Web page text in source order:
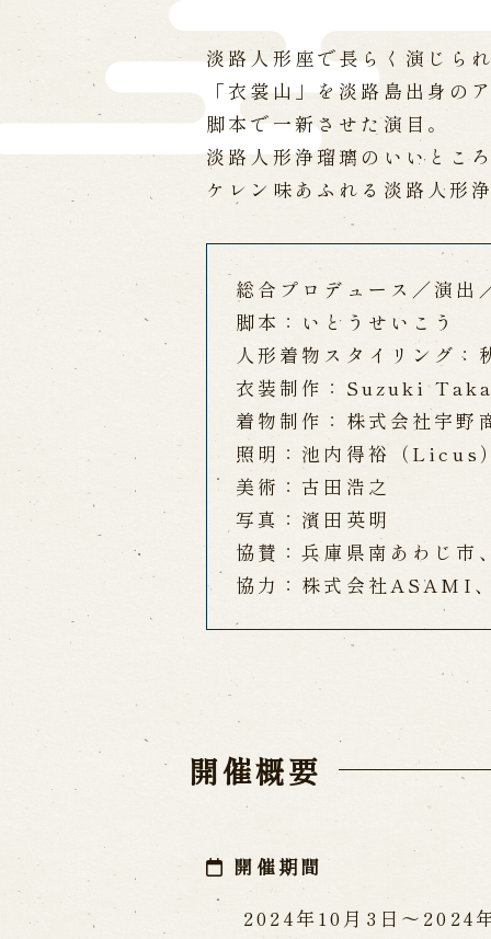
淡路人形座で長らく演じ
「衣裳山」を淡路島出身の
脚本で一新させた演目。
淡路人形浄瑠璃のいいとこ
ケレン味あふれる淡路人形
総合プロデュース／演出
脚本：いとうせいこう
人形着物スタイリング：
衣装制作：Suzuki
着物制作：株式会社宇野
照明：池内得裕（Licus
美術：古田浩之
写真：濱田英明
協賛：兵庫県南あわじ
協力：株式会社ASAMI
開催概要
開催期間
2024年10月3日〜2024